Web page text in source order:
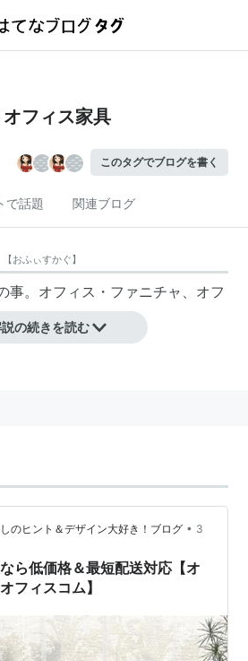
オフィス家具
このタグでブログを書く
で話題 関連ブログ
【おふぃすかぐ】
事。オフィス・ファニチャ、オフ
の続きを読む
のヒント＆デザイン大好き！ブログ • 3
ら低価格＆最短配送対応【オ
フィスコム】